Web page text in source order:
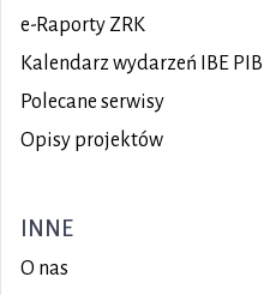
e-Raporty ZRK
Kalendarz wydarzeń IBE PIB
Polecane serwisy
Opisy projektów
INNE
O nas